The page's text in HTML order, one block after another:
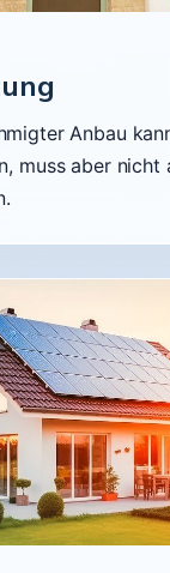
Anbau
muss aber nicht